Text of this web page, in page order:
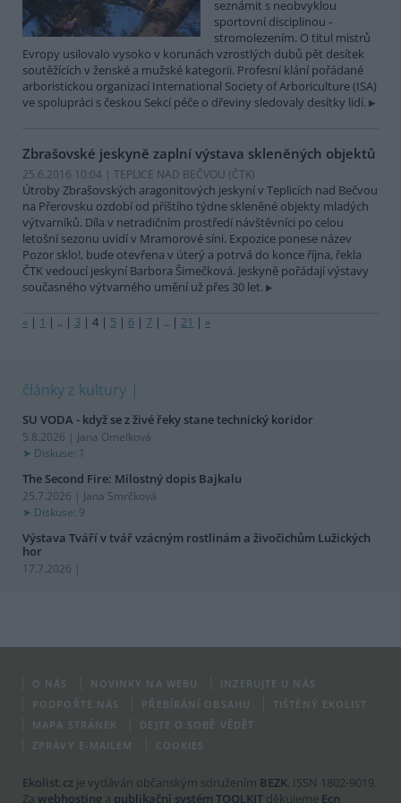
seznámit s neobvyklou
sportovní disciplinou -
stromolezením. O titul mistrů
Evropy usilovalo vysoko v korunách vzrostlých dubů pět desítek
soutěžících v ženské a mužské kategorii. Profesní klání pořádané
arboristickou organizací International Society of Arboriculture (ISA)
ve spolupráci s českou Sekcí péče o dřeviny sledovaly desítky lidí.
Zbrašovské jeskyně zaplní výstava skleněných objektů
25.6.2016 10:04 | TEPLICE NAD BEČVOU (ČTK)
Útroby Zbrašovských aragonitových jeskyní v Teplicích nad Bečvou
na Přerovsku ozdobí od příštího týdne skleněné objekty mladých
výtvarníků. Díla v netradičním prostředí návštěvníci po celou
letošní sezonu uvidí v Mramorové síni. Expozice ponese název
Pozor sklo!, bude otevřena v úterý a potrvá do konce října, řekla
ČTK vedoucí jeskyní Barbora Šimečková. Jeskyně pořádají výstavy
současného výtvarného umění už přes 30 let.
« | 1 | .. | 3 | 4 | 5 | 6 | 7 | .. | 21 | »
články z kultury
SU VODA - když se z živé řeky stane technický koridor
5.8.2026 | Jana Omelková
Diskuse: 1
The Second Fire: Milostný dopis Bajkalu
25.7.2026 | Jana Smrčková
Diskuse: 9
Výstava Tváří v tvář vzácným rostlinám a živočichům Lužických
hor
17.7.2026 |
O NÁS NOVINKY NA WEBU
INZERUJTE U NÁS
PODPOŘTE NÁS
PŘEBÍRÁNÍ OBSAHU
TIŠTĚNÝ EKOLIST
MAPA STRÁNEK
DEJTE O SOBĚ VĚDĚT
ZPRÁVY E-MAILEM
COOKIES
Ekolist.cz je vydáván občanským sdružením BEZK. ISSN 1802-9019.
Za webhosting a publikační systém TOOLKIT děkujeme Ecn